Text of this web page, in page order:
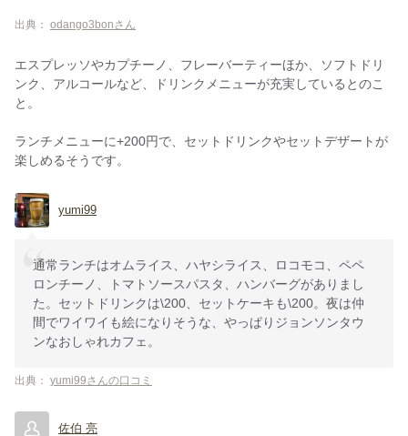
出典： odango3bonさん
エスプレッソやカプチーノ、フレーバーティーほか、ソフトドリ
ンク、アルコールなど、ドリンクメニューが充実しているとのこ
と。
ランチメニューに+200円で、セットドリンクやセットデザートが
楽しめるそうです。
yumi99
通常ランチはオムライス、ハヤシライス、ロコモコ、ペペ
ロンチーノ、トマトソースパスタ、ハンバーグがありまし
た。セットドリンクは\200、セットケーキも\200。夜は仲
間でワイワイも絵になりそうな、やっぱりジョンソンタウ
ンなおしゃれカフェ。
出典： yumi99さんの口コミ
佐伯 亮